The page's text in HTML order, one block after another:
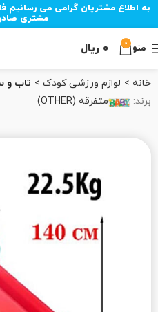
به اطلاع مشتریان گرامی می
مشتری
منو 0 ۰ ریال
خانه لوازم ورزشی کودک
تاب و
برند:
متفرقه (OTHER)